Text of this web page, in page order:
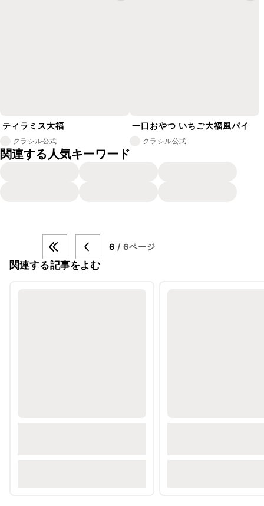
ティラミス大福
クラシル公式
一口おやつ いちご大福風パイ
クラシル公式
関連する人気キーワード
6 / 6ページ
関連する記事をよむ